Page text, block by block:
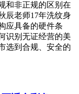
和非正规的区别在
辰老师17年洗纹身
应具备的硬件条
识别无证经营的美
选到合规、安全的